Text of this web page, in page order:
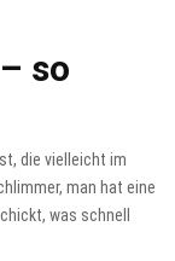
so
die vielleicht im
man hat eine
was schnell